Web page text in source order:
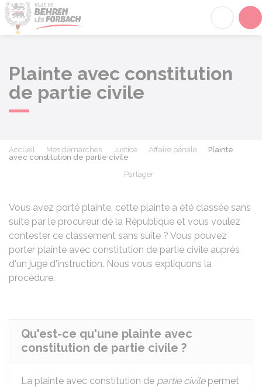
Plainte avec constitution
de partie civile
Accueil Mes démarches Justice Affaire pénale
Plainte
avec constitution de partie civile
Partager
Vous avez porté plainte, cette plainte a été classée sans
suite par le procureur de la République et vous voulez
contester ce classement sans suite ? Vous pouvez
porter plainte avec constitution de partie civile auprès
d'un juge d'instruction. Nous vous expliquons la
procédure.
Qu'est-ce qu'une plainte avec
constitution de partie civile ?
La plainte avec constitution de partie civilepermet